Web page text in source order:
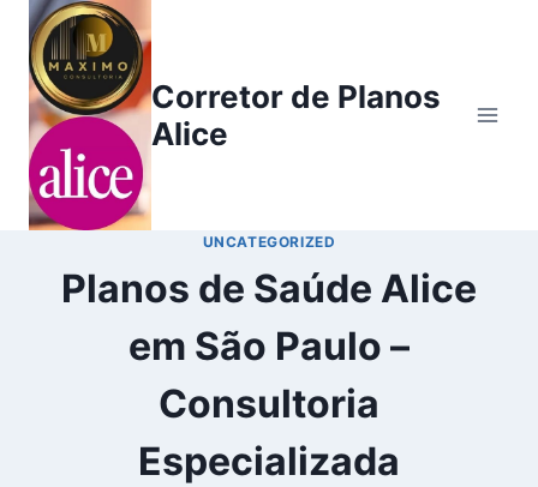
Corretor de Planos
Alice
UNCATEGORIZED
Planos de Saúde Alice
em São Paulo –
Consultoria
Especializada